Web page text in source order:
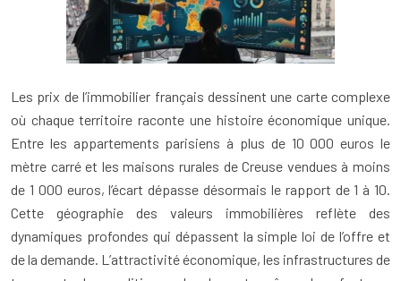
Les prix de l’immobilier français dessinent une carte complexe
où chaque territoire raconte une histoire économique unique.
Entre les appartements parisiens à plus de 10 000 euros le
mètre carré et les maisons rurales de Creuse vendues à moins
de 1 000 euros, l’écart dépasse désormais le rapport de 1 à 10.
Cette géographie des valeurs immobilières reflète des
dynamiques profondes qui dépassent la simple loi de l’offre et
de la demande. L’attractivité économique, les infrastructures de